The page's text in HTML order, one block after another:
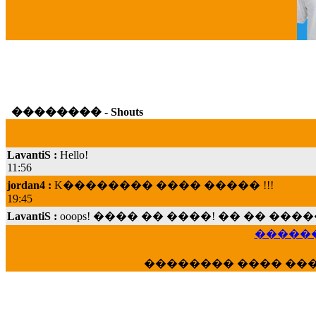
�������� - Shouts
11:56
jordan4 :
19:45
LavantiS :
���; ���� ��� ��� �������� ����
�������� ����